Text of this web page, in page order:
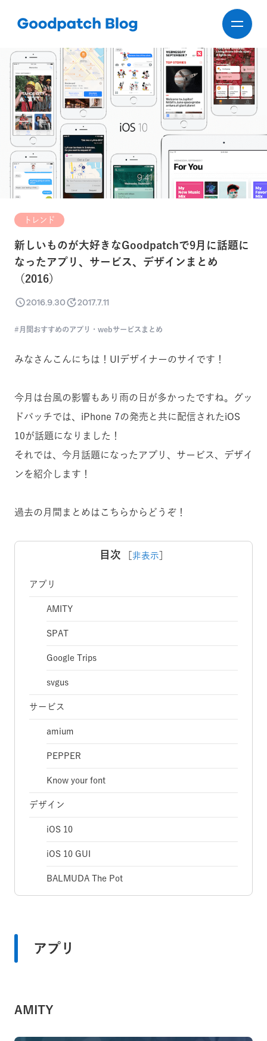
トレンド
新しいものが大好きなGoodpatchで9月に話題に
なったアプリ、サービス、デザインまとめ
（2016）
2016.9.30 2017.7.11
月間おすすめのアプリ・webサービスまとめ
みなさんこんにちは！UIデザイナーのサイです！
今月は台風の影響もあり雨の日が多かったですね。グッ
ドパッチでは、iPhone 7の発売と共に配信されたiOS
10が話題になりました！
それでは、今月話題になったアプリ、サービス、デザイ
ンを紹介します！
過去の月間まとめはこちらからどうぞ！
目次 非表示
アプリ
AMITY
SPAT
Google Trips
svgus
サービス
amium
PEPPER
Know your font
デザイン
iOS 10
iOS 10 GUI
BALMUDA The Pot
アプリ
AMITY